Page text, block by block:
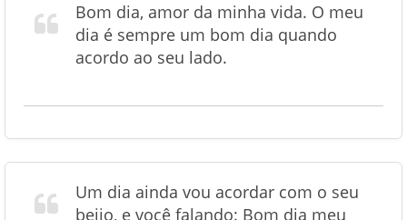
Bom dia, amor da minha vida. O meu
dia é sempre um bom dia quando
acordo ao seu lado.
Um dia ainda vou acordar com o seu
beijo, e você falando: Bom dia meu